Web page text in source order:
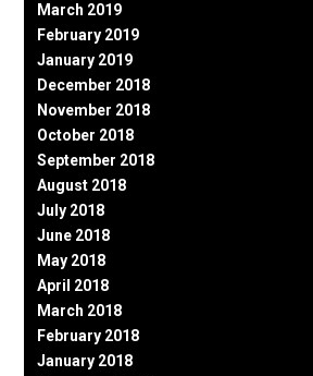
March 2019
February 2019
January 2019
December 2018
November 2018
October 2018
September 2018
August 2018
July 2018
June 2018
May 2018
April 2018
March 2018
February 2018
January 2018